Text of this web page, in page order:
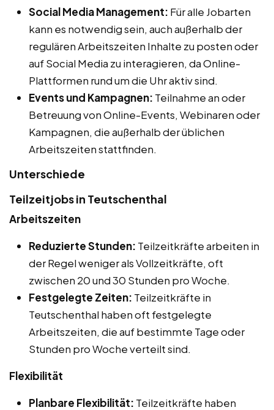
Social Media Management: Für alle Jobarten
kann es notwendig sein, auch außerhalb der
regulären Arbeitszeiten Inhalte zu posten oder
auf Social Media zu interagieren, da Online-
Plattformen rund um die Uhr aktiv sind.
Events und Kampagnen: Teilnahme an oder
Betreuung von Online-Events, Webinaren oder
Kampagnen, die außerhalb der üblichen
Arbeitszeiten stattfinden.
Unterschiede
Teilzeitjobs in Teutschenthal
Arbeitszeiten
Reduzierte Stunden: Teilzeitkräfte arbeiten in
der Regel weniger als Vollzeitkräfte, oft
zwischen 20 und 30 Stunden pro Woche.
Festgelegte Zeiten: Teilzeitkräfte in
Teutschenthal haben oft festgelegte
Arbeitszeiten, die auf bestimmte Tage oder
Stunden pro Woche verteilt sind.
Flexibilität
Planbare Flexibilität: Teilzeitkräfte haben